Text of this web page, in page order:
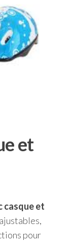
et
casque et
pour